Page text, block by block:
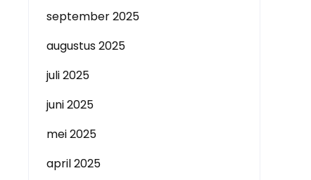
september 2025
augustus 2025
juli 2025
juni 2025
mei 2025
april 2025